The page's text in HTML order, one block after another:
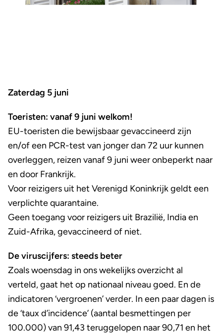
Zaterdag 5 juni
Toeristen: vanaf 9 juni welkom!
EU-toeristen die bewijsbaar gevaccineerd zijn
en/of een PCR-test van jonger dan 72 uur kunnen
overleggen, reizen vanaf 9 juni weer onbeperkt naar
en door Frankrijk.
Voor reizigers uit het Verenigd Koninkrijk geldt een
verplichte quarantaine.
Geen toegang voor reizigers uit Brazilië, India en
Zuid-Afrika, gevaccineerd of niet.
De viruscijfers: steeds beter
Zoals woensdag in ons wekelijks overzicht al
verteld, gaat het op nationaal niveau goed. En de
indicatoren ‘vergroenen’ verder. In een paar dagen is
de ‘taux d’incidence’ (aantal besmettingen per
100.000) van 91,43 teruggelopen naar 90,71 en het